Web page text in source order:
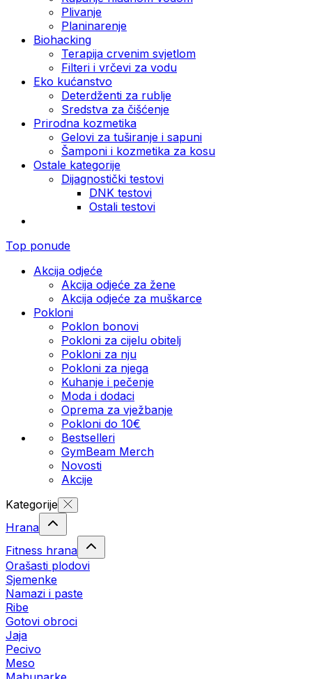
Plivanje
Planinarenje
Biohacking
Terapija crvenim svjetlom
Filteri i vrčevi za vodu
Eko kućanstvo
Deterdženti za rublje
Sredstva za čišćenje
Prirodna kozmetika
Gelovi za tuširanje i sapuni
Šamponi i kozmetika za kosu
Ostale kategorije
Dijagnostički testovi
DNK testovi
Ostali testovi
Top ponude
Akcija odjeće
Akcija odjeće za žene
Akcija odjeće za muškarce
Pokloni
Poklon bonovi
Pokloni za cijelu obitelj
Pokloni za nju
Pokloni za njega
Kuhanje i pečenje
Moda i dodaci
Oprema za vježbanje
Pokloni do 10€
Bestselleri
GymBeam Merch
Novosti
Akcije
Kategorije
Hrana
Fitness hrana
Orašasti plodovi
Sjemenke
Namazi i paste
Ribe
Gotovi obroci
Jaja
Pecivo
Meso